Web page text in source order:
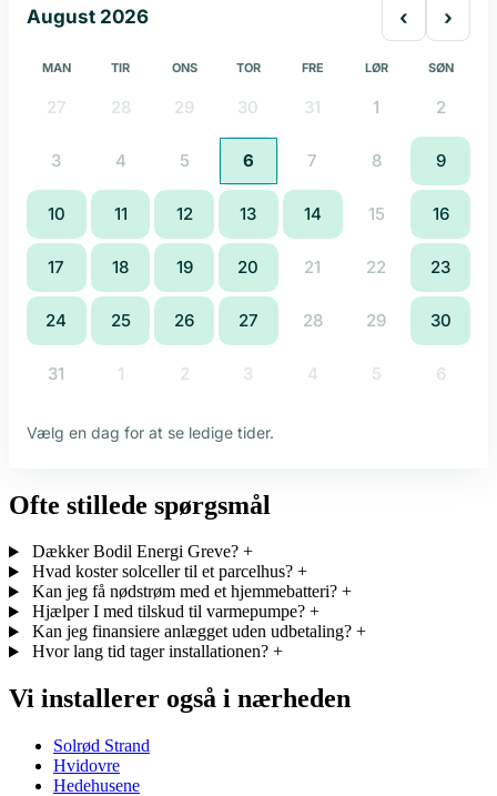
Ofte stillede spørgsmål
Dækker Bodil Energi Greve? +
Hvad koster solceller til et parcelhus? +
Kan jeg få nødstrøm med et hjemmebatteri? +
Hjælper I med tilskud til varmepumpe? +
Kan jeg finansiere anlægget uden udbetaling? +
Hvor lang tid tager installationen? +
Vi installerer også i nærheden
Solrød Strand
Hvidovre
Hedehusene